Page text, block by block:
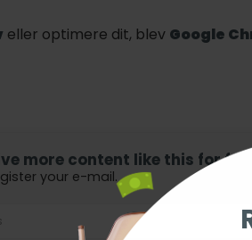
eller optimere dit, blev Google
more content like this for
your e-mail.